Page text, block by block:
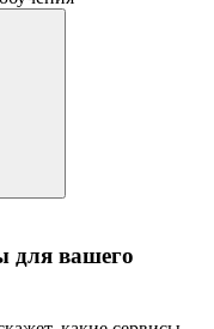
для вашего